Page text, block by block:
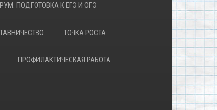
ПОДГОТОВКА К ЕГЭ И ОГЭ
ТОЧКА РОСТА
ПРОФИЛАКТИЧЕСКАЯ РАБОТА